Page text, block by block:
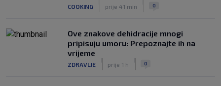
COOKING prije 41 min 0
Ove znakove dehidracije mnogi
pripisuju umoru: Prepoznajte ih na
vrijeme
ZDRAVLJE prije 1 h 0